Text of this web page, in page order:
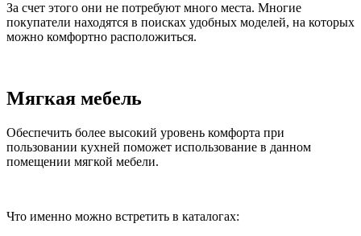
За счет этого они не потребуют много места. Многие
покупатели находятся в поисках удобных моделей, на которых
можно комфортно расположиться.
Мягкая мебель
Обеспечить более высокий уровень комфорта при
пользовании кухней поможет использование в данном
помещении мягкой мебели.
Что именно можно встретить в каталогах: